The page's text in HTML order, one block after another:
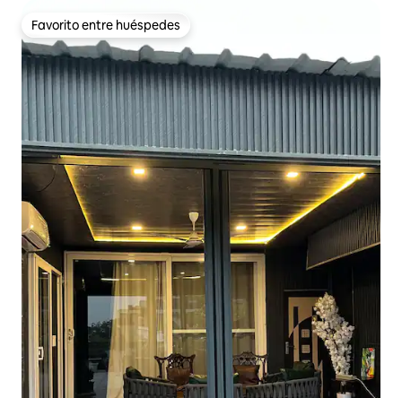
Favorito entre huéspedes
Favorito entre huéspedes